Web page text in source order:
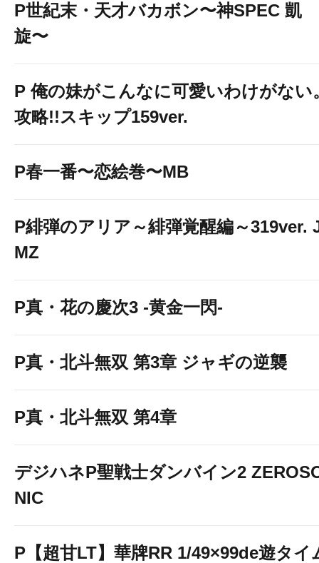
P世紀末・天才バカボン〜神SPEC 凱
旋〜
P 俺の妹がこんなに可愛いわけがない
攻略!!スキップ159ver.
P春一番〜恋絵巻〜MB
P緋弾のアリア～緋弾覚醒編～319ver.
MZ
P真・花の慶次3 -黄金一閃-
P真・北斗無双 第3章 ジャギの逆襲
P真・北斗無双 第4章
デジハネP聖戦士ダンバイン2
NIC
P【超甘LT】華牌RR 1/49×99de遊タイ